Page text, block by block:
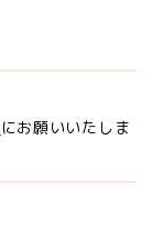
にお願いいたしま